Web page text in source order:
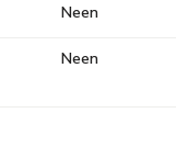
Neen
Neen